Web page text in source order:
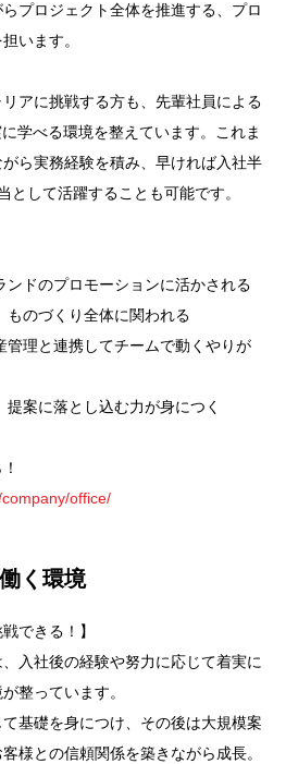
プロジェクト全体を推進する、プロ
います。
アに挑戦する方も、先輩社員による
学べる環境を整えています。これま
ら実務経験を積み、早ければ入社半
として活躍することも可能です。
ドのプロモーションに活かされる
のづくり全体に関われる
理と連携してチームで動くやりが
案に落とし込む力が身につく
office/
働く環境
できる！】
入社後の経験や努力に応じて着実に
整っています。
基礎を身につけ、その後は大規模案
様との信頼関係を築きながら成長。